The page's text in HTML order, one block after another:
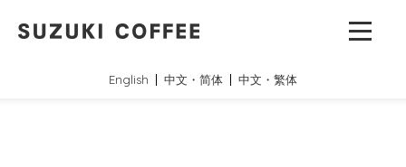
English 中文・简体 中文・繁体